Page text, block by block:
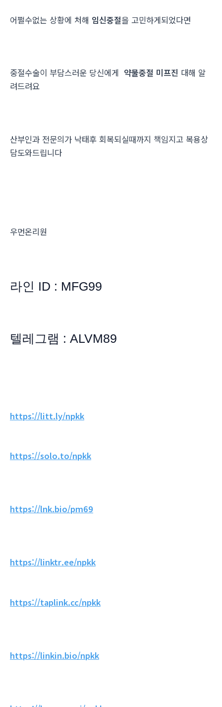
어쩔수없는 상황에 처해 임신중절을 고민하게되었다면
중절수술이 부담스러운 당신에게 약물중절 미프진 대해 알
려드려요
산부인과 전문의가 낙태후 회복되실때까지 책임지고 복용상
담도와드립니다
우먼온리원
라인 ID : MFG99
텔레그램 : ALVM89
https://litt.ly/npkk
https://solo.to/npkk
https://lnk.bio/pm69
https://linktr.ee/npkk
https://taplink.cc/npkk
https://linkin.bio/npkk